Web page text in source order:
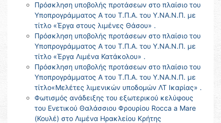
Πρόσκληση υποβολής προτάσεων στο πλαίσιο του
Υποπρογράμματος Α του Τ.Π.Α. του Υ.ΝΑ.Ν.Π. με
τίτλο «Έργα στους λιμένες Θάσου» .
Πρόσκληση υποβολής προτάσεων στο πλαίσιο του
Υποπρογράμματος Α του Τ.Π.Α. του Υ.ΝΑ.Ν.Π. με
τίτλο «Έργα Λιμένα Κατάκολου» .
Πρόσκληση υποβολής προτάσεων στο πλαίσιο του
Υποπρογράμματος Α του Τ.Π.Α. του Υ.ΝΑ.Ν.Π. με
τίτλο«Μελέτες λιμενικών υποδομών ΛΤ Ικαρίας» .
Φωτισμός ανάδειξης του εξωτερικού κελύφους
του Ενετικού Θαλάσσιου Φρουρίου Rocca a Mare
(Κουλέ) στο Λιμένα Ηρακλείου Κρήτης